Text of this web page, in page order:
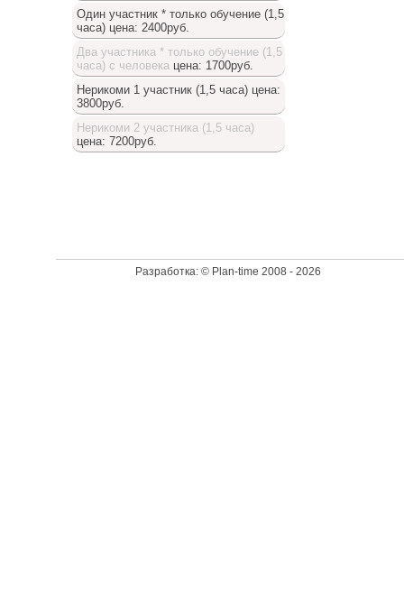
Один участник * только обучение (1,5
часа) цена: 2400руб.
Два участника * только обучение (1,5
часа) с человекацена: 1700руб.
Нерикоми 1 участник (1,5 часа)цена:
3800руб.
Нерикоми 2 участника (1,5 часа)
цена: 7200руб.
Разработка: © Plan-time 2008 - 2026